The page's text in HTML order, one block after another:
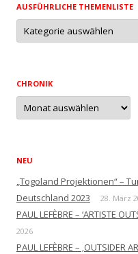
AUSFÜHRLICHE THEMENLISTE
Ausführliche
Themenliste
CHRONIK
Chronik
NEU
„Togoland Projektionen“ –
Deutschland 2023
28. März
PAUL LEFÈBRE – ‘ARTISTE
2026
PAUL LEFÈBRE – ‚OUTSIDER